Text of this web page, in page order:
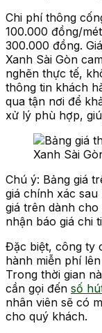
Chi phí thông
100.000 đồng/
300.000 đồng.
Xanh Sài Gòn
nghẽn thực tế,
thông tin khách
qua tận nơi để
xử lý phù hợp,
Xanh Sài
Chú ý: Bảng giá
giá chính xác
giá trên dành
nhận báo giá chi
Đặc biệt, công ty
hành miễn phí
Trong thời gian
cần gọi đến số
nhân viên sẽ có
cho quý khách.